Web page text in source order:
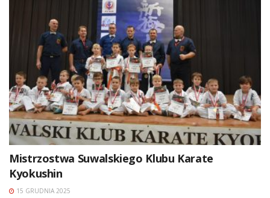
Mistrzostwa Suwalskiego Klubu Karate
Kyokushin
15 GRUDNIA 2025